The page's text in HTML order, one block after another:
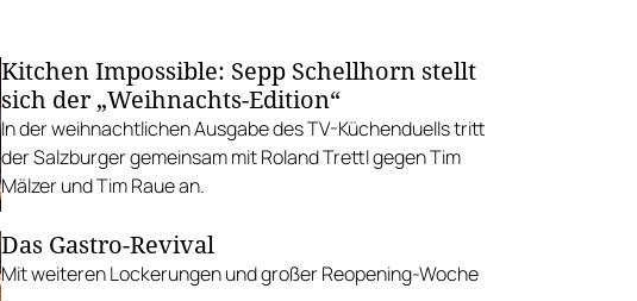
Kitchen Impossible: Sepp Schellhorn stellt
sich der „Weihnachts-Edition“
In der weihnachtlichen Ausgabe des TV-Küchenduells tritt
der Salzburger gemeinsam mit Roland Trettl gegen Tim
Mälzer und Tim Raue an.
Das Gastro-Revival
Mit weiteren Lockerungen und großer Reopening-Woche